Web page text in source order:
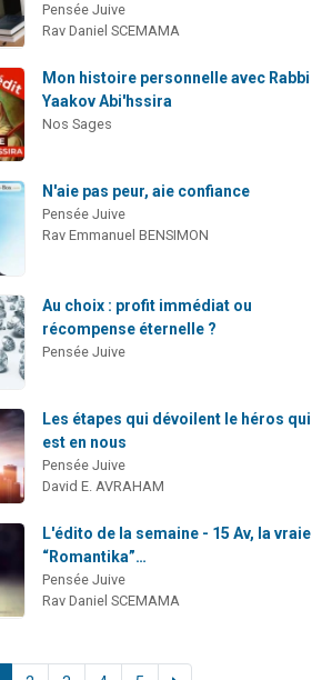
Pensée Juive
Rav Daniel SCEMAMA
Mon histoire personnelle avec Rabbi
Yaakov Abi'hssira
Nos Sages
N'aie pas peur, aie confiance
Pensée Juive
Rav Emmanuel BENSIMON
Au choix : profit immédiat ou
récompense éternelle ?
Pensée Juive
Les étapes qui dévoilent le héros qui
est en nous
Pensée Juive
David E. AVRAHAM
L'édito de la semaine - 15 Av, la vraie
“Romantika”…
Pensée Juive
Rav Daniel SCEMAMA